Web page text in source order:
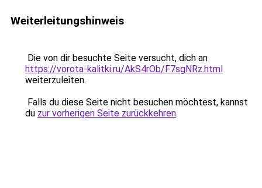
Weiterleitungshinweis
Die von dir besuchte Seite versucht, dich an
https://vorota-kalitki.ru/AkS4rOb/F7sgNRz.html
weiterzuleiten.
Falls du diese Seite nicht besuchen möchtest, kannst
du zur vorherigen Seite zurückkehren.